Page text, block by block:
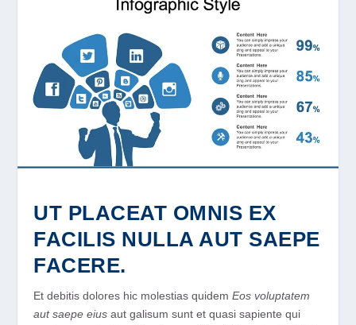
UT PLACEAT OMNIS EX
FACILIS NULLA AUT SAEPE
FACERE.
Et debitis dolores hic molestias quidemEos voluptatem
aut saepe eius aut galisum sunt et quasi sapiente qui